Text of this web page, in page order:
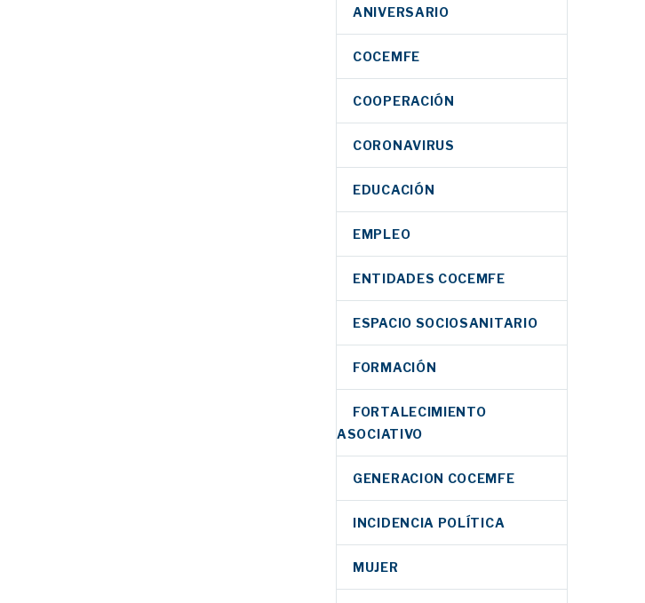
ANIVERSARIO
COCEMFE
COOPERACIÓN
CORONAVIRUS
EDUCACIÓN
EMPLEO
ENTIDADES COCEMFE
ESPACIO SOCIOSANITARIO
FORMACIÓN
FORTALECIMIENTO
ASOCIATIVO
GENERACION COCEMFE
INCIDENCIA POLÍTICA
MUJER